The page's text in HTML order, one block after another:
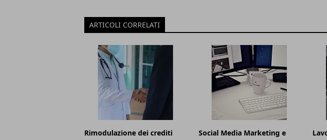
ARTICOLI CORRELATI
Rimodulazione dei crediti
Social Media Marketing e